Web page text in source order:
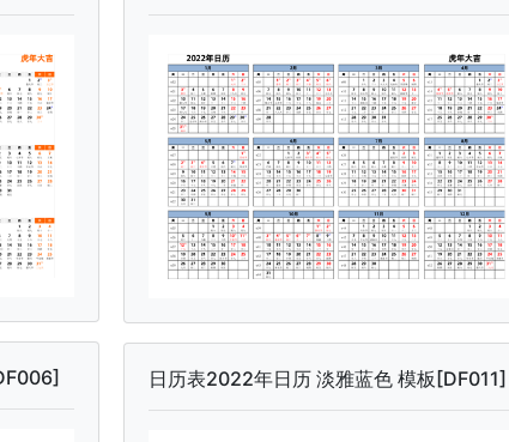
日历表2022年日历 淡雅蓝色 模板[DF011]